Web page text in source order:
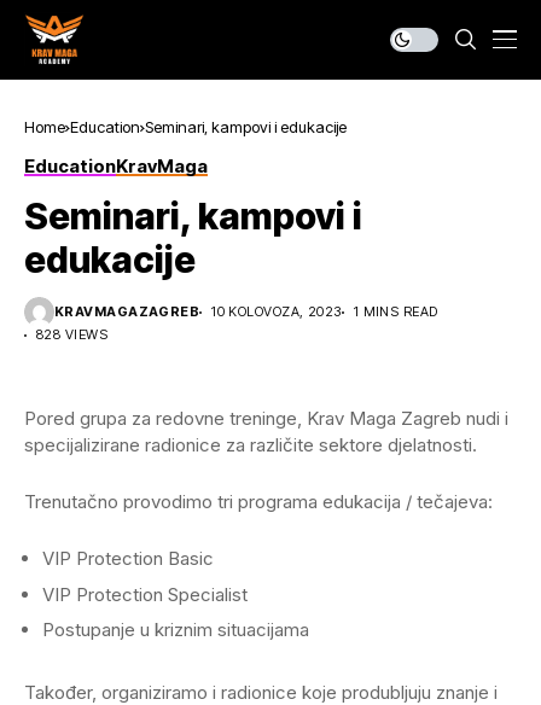
Home Education Seminari, kampovi i edukacije
EducationKravMaga
Seminari, kampovi i
edukacije
KRAVMAGAZAGREB 10 KOLOVOZA, 2023
1 MINS READ
828 VIEWS
Pored grupa za redovne treninge, Krav Maga Zagreb nudi i
specijalizirane radionice za različite sektore djelatnosti.
Trenutačno provodimo tri programa edukacija / tečajeva:
VIP Protection Basic
VIP Protection Specialist
Postupanje u kriznim situacijama
Također, organiziramo i radionice koje produbljuju znanje i